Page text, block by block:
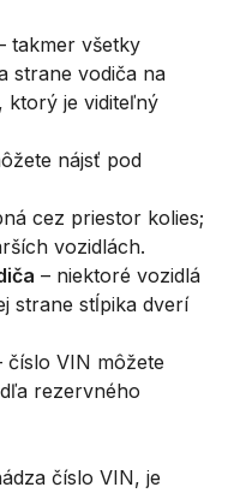
takmer všetky
strane vodiča na
ktorý je viditeľný
nájsť pod
cez priestor kolies;
vozidlách.
– niektoré vozidlá
strane stĺpika dverí
číslo VIN môžete
rezervného
číslo VIN, je